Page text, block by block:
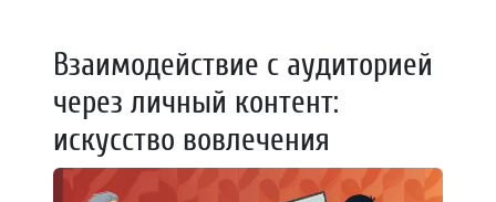
Взаимодействие с аудиторией
через личный контент:
искусство вовлечения